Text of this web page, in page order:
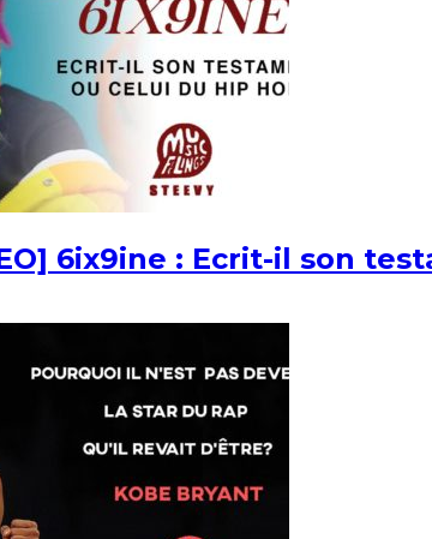
6ix9ine : Ecrit-il son